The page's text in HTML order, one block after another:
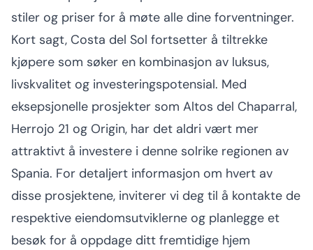
stiler og priser for å møte alle dine forventninger.
Kort sagt, Costa del Sol fortsetter å tiltrekke
kjøpere som søker en kombinasjon av luksus,
livskvalitet og investeringspotensial. Med
eksepsjonelle prosjekter som Altos del Chaparral,
Herrojo 21 og Origin, har det aldri vært mer
attraktivt å investere i denne solrike regionen av
Spania. For detaljert informasjon om hvert av
disse prosjektene, inviterer vi deg til å kontakte de
respektive eiendomsutviklerne og planlegge et
besøk for å oppdage ditt fremtidige hjem